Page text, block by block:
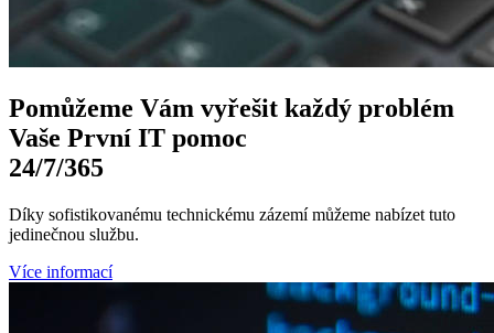
Pomůžeme Vám vyřešit každý problém
Vaše První IT pomoc
24/7/365
Díky sofistikovanému technickému zázemí můžeme nabízet tuto
jedinečnou službu.
Více informací